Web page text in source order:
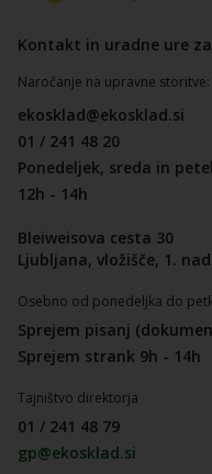
Kontakt in uradne ure
Naročanje na upravne storitve:
ekosklad@ekosklad.si
01 / 241 48 20
Ponedeljek, sreda in
12h - 14h
Bleiweisova cesta 30
Ljubljana, vložišče, 1.
Osebno od ponedeljka do
Sprejem pisanj
Sprejem strank 9h - 14h
Tajništvo direktorja
01 / 241 48 79
gp@ekosklad.si